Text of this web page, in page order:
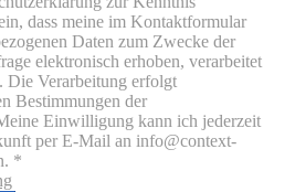
dass meine im Kontaktformular
Daten zum Zwecke der
elektronisch erhoben, verarbeitet
Die Verarbeitung erfolgt
Bestimmungen der
Einwilligung kann ich jederzeit
per E-Mail an info@context-
*